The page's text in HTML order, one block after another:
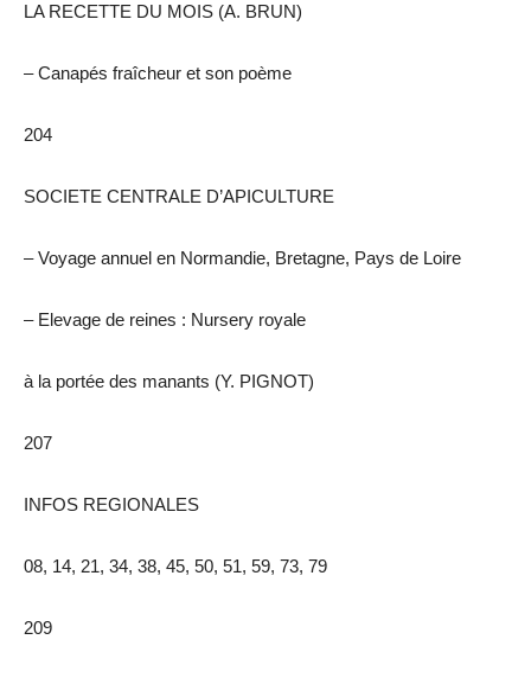
LA RECETTE DU MOIS (A. BRUN)
– Canapés fraîcheur et son poème
204
SOCIETE CENTRALE D’APICULTURE
– Voyage annuel en Normandie, Bretagne, Pays de Loire
– Elevage de reines : Nursery royale
à la portée des manants (Y. PIGNOT)
207
INFOS REGIONALES
08, 14, 21, 34, 38, 45, 50, 51, 59, 73, 79
209